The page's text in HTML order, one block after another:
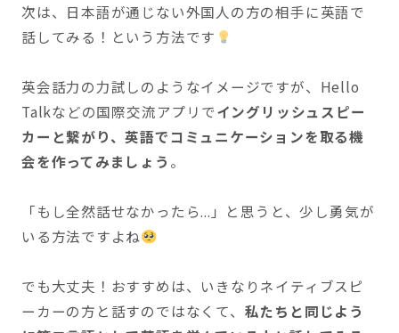
次は、日本語が通じない外国人の方の相手に英語で
話してみる！という方法です
英会話力の力試しのようなイメージですが、Hello
Talkなどの国際交流アプリでイングリッシュスピー
カーと繋がり、英語でコミュニケーションを取る機
会を作ってみましょう 。
「もし全然話せなかったら...」と思うと、少し勇気が
いる方法ですよね
でも大丈夫！おすすめは、いきなりネイティブスピ
ーカーの方と話すのではなくて、 私たちと同じよう